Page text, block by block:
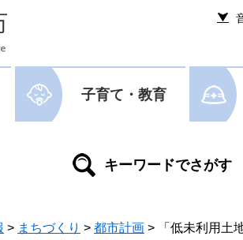
子育て・教育
> まちづくり > 都市計画 > 「低未利用土